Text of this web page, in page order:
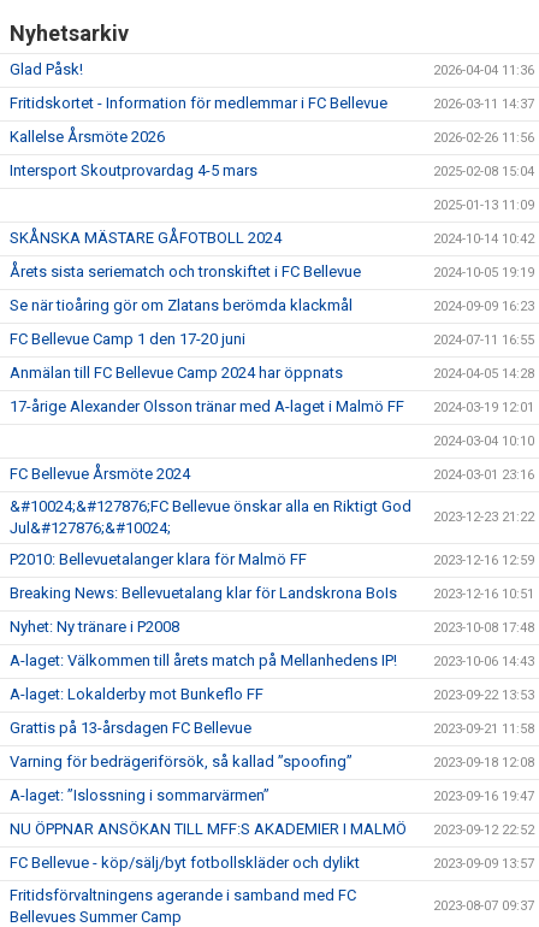
Nyhetsarkiv
Glad Påsk! 2026-04-04 11:36
Fritidskortet - Information för medlemmar i FC Bellevue 2026-03-11 14:37
Kallelse Årsmöte 2026 2026-02-26 11:56
Intersport Skoutprovardag 4-5 mars 2025-02-08 15:04
2025-01-13 11:09
SKÅNSKA MÄSTARE GÅFOTBOLL 2024 2024-10-14 10:42
Årets sista seriematch och tronskiftet i FC Bellevue 2024-10-05 19:19
Se när tioåring gör om Zlatans berömda klackmål 2024-09-09 16:23
FC Bellevue Camp 1 den 17-20 juni 2024-07-11 16:55
Anmälan till FC Bellevue Camp 2024 har öppnats 2024-04-05 14:28
17-årige Alexander Olsson tränar med A-laget i Malmö FF 2024-03-19 12:01
2024-03-04 10:10
FC Bellevue Årsmöte 2024 2024-03-01 23:16
&#10024;&#127876;FC Bellevue önskar alla en Riktigt God
Jul&#127876;&#10024;
2023-12-23 21:22
P2010: Bellevuetalanger klara för Malmö FF 2023-12-16 12:59
Breaking News: Bellevuetalang klar för Landskrona BoIs 2023-12-16 10:51
Nyhet: Ny tränare i P2008 2023-10-08 17:48
A-laget: Välkommen till årets match på Mellanhedens IP! 2023-10-06 14:43
A-laget: Lokalderby mot Bunkeflo FF 2023-09-22 13:53
Grattis på 13-årsdagen FC Bellevue 2023-09-21 11:58
Varning för bedrägeriförsök, så kallad ”spoofing” 2023-09-18 12:08
A-laget: ”Islossning i sommarvärmen” 2023-09-16 19:47
NU ÖPPNAR ANSÖKAN TILL MFF:S AKADEMIER I MALMÖ 2023-09-12 22:52
FC Bellevue - köp/sälj/byt fotbollskläder och dylikt 2023-09-09 13:57
Fritidsförvaltningens agerande i samband med FC
Bellevues Summer Camp
2023-08-07 09:37